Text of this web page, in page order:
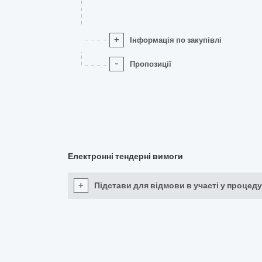
+ Інформація по закупівлі
- Пропозиції
Електронні тендерні вимоги
+ Підстави для відмови в участі у